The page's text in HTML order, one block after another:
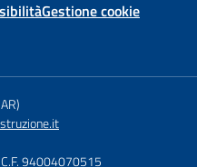
Gestione cookie
94004070515